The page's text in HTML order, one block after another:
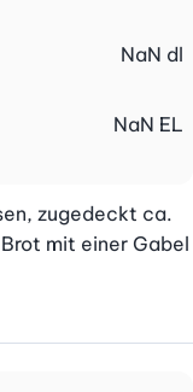
NaN dl
NaN EL
zugedeckt ca.
mit einer Gabel